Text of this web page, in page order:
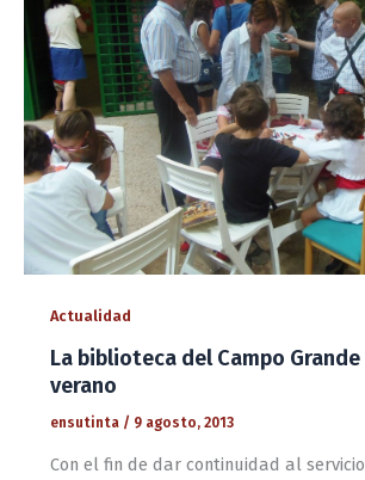
Actualidad
La biblioteca del Campo
verano
ensutinta / 9 agosto, 2013
Con el fin de dar continuidad al